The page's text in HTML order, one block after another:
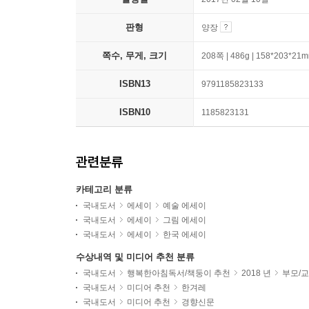
판형 양장
쪽수, 무게, 크기 208쪽 | 486g |
ISBN13 9791185823133
ISBN10 1185823131
관련분류
카테고리 분류
국내도서 에세이
예술 에세이
국내도서
에세이
그림 에세이
국내도서
에세이 한국 에세이
수상내역 및 미디어 추천 분류
국내도서 행복한아침독서/책둥이 추천 2018 년
부모/
국내도서
미디어 추천
한겨레
국내도서
미디어 추천
경향신문